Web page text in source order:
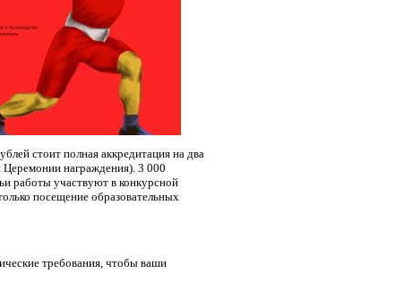
стоит полная аккредитация на два
Церемонии награждения). 3 000
работы участвуют в конкурсной
посещение образовательных
требования, чтобы ваши